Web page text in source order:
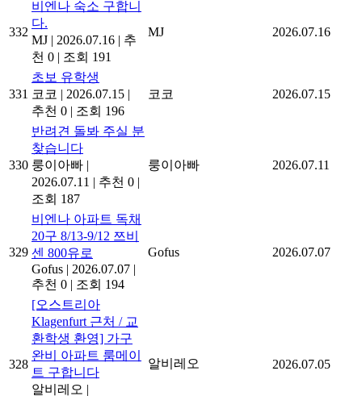
332
비엔나 숙소 구합니
다.
MJ | 2026.07.16 | 추
천 0 | 조회 191
MJ 2026.07.16
331
초보 유학생
코코 | 2026.07.15 |
추천 0 | 조회 196
코코 2026.07.15
330
반려견 돌봐 주실 분
찾습니다
룽이아빠 |
2026.07.11 | 추천 0 |
조회 187
룽이아빠 2026.07.11
329
비엔나 아파트 독채
20구 8/13-9/12 쯔비
센 800유로
Gofus | 2026.07.07 |
추천 0 | 조회 194
Gofus 2026.07.07
328
[오스트리아
Klagenfurt 근처 / 교
환학생 환영] 가구
완비 아파트 룸메이
트 구합니다
알비레오 |
알비레오 2026.07.05